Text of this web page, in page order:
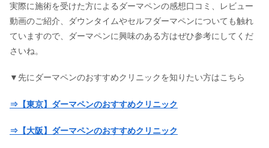
実際に施術を受けた方によるダーマペンの感想口コミ、レビュー
動画のご紹介、ダウンタイムやセルフダーマペンについても触れ
ていますので、ダーマペンに興味のある方はぜひ参考にしてくだ
さいね。
▼先にダーマペンのおすすめクリニックを知りたい方はこちら
⇒【東京】ダーマペンのおすすめクリニック
⇒【大阪】ダーマペンのおすすめクリニック